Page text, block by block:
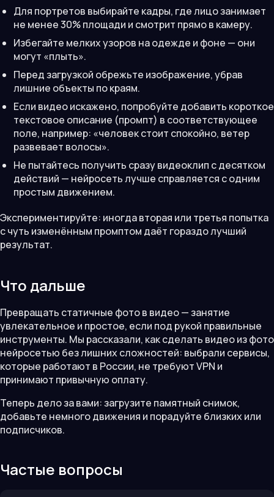
Для портретов выбирайте кадры, где лицо занимает
не менее 30% площади и смотрит прямо в камеру.
Избегайте мелких узоров на одежде и фоне — они
могут «плыть».
Перед загрузкой обрежьте изображение, убрав
лишние объекты по краям.
Если видео искажено, попробуйте добавить короткое
текстовое описание (промпт) в соответствующее
поле, например: «человек стоит спокойно, ветер
развевает волосы».
Не пытайтесь получить сразу видеоклип с десятком
действий — нейросеть лучше справляется с одним
простым движением.
Экспериментируйте: иногда вторая или третья попытка
с чуть изменённым промптом даёт гораздо лучший
результат.
Что дальше
Превращать статичные фото в видео — занятие
увлекательное и простое, если под рукой правильные
инструменты. Мы рассказали, как сделать видео из фото
нейросетью без лишних сложностей: выбрали сервисы,
которые работают в России, не требуют VPN и
принимают привычную оплату.
Теперь дело за вами: загрузите памятный снимок,
добавьте немного движения и порадуйте близких или
подписчиков.
Частые вопросы